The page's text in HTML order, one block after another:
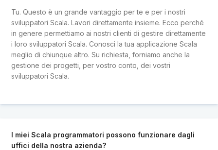
Tu. Questo è un grande vantaggio per te e per i nostri
sviluppatori Scala. Lavori direttamente insieme. Ecco perché
in genere permettiamo ai nostri clienti di gestire direttamente
i loro sviluppatori Scala. Conosci la tua applicazione Scala
meglio di chiunque altro. Su richiesta, forniamo anche la
gestione dei progetti, per vostro conto, dei vostri
sviluppatori Scala.
I miei Scala programmatori possono funzionare dagli
uffici della nostra azienda?